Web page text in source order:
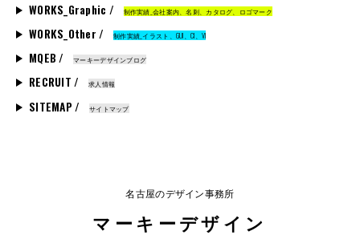
WORKS_Graphic / 制作実績_会社案内、名刺、カタログ、ロゴマーク
WORKS_Other / 制作実績_イラスト、GUI、CI、VI
MQEB / マーキーデザインブログ
RECRUIT / 求人情報
SITEMAP / サイトマップ
名古屋のデザイン事務所
マーキーデザイン